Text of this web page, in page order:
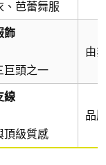
、芭蕾舞服
飾
巨頭之一
由
線
頂級質感
品